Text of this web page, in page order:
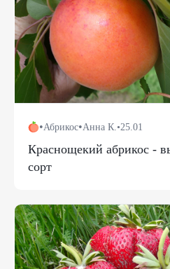
•Абрикос•Анна К. •25.01
Краснощекий абрикос -
сорт